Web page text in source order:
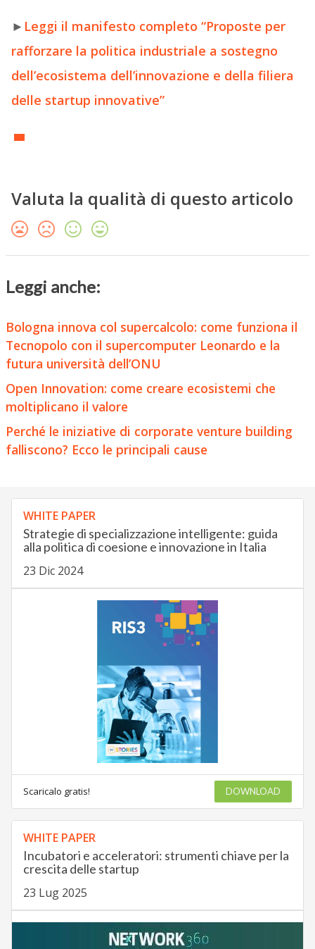
► Leggi il manifesto completo “Proposte per
rafforzare la politica industriale a sostegno
dell’ecosistema dell’innovazione e della filiera
delle startup innovative”
Valuta la qualità di questo articolo
Leggi anche:
Bologna innova col supercalcolo: come funziona il
Tecnopolo con il supercomputer Leonardo e la
futura università dell’ONU
Open Innovation: come creare ecosistemi che
moltiplicano il valore
Perché le iniziative di corporate venture building
falliscono? Ecco le principali cause
WHITE PAPER
Strategie di specializzazione intelligente: guida
alla politica di coesione e innovazione in Italia
23 Dic 2024
Scaricalo gratis! DOWNLOAD
WHITE PAPER
Incubatori e acceleratori: strumenti chiave per la
crescita delle startup
23 Lug 2025